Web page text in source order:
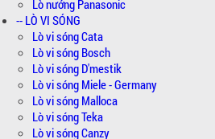
Lò nướng Panasonic
-- LÒ VI SÓNG
Lò vi sóng Cata
Lò vi sóng Bosch
Lò vi sóng D'mestik
Lò vi sóng Miele - Germany
Lò vi sóng Malloca
Lò vi sóng Teka
Lò vi sóng Canzy